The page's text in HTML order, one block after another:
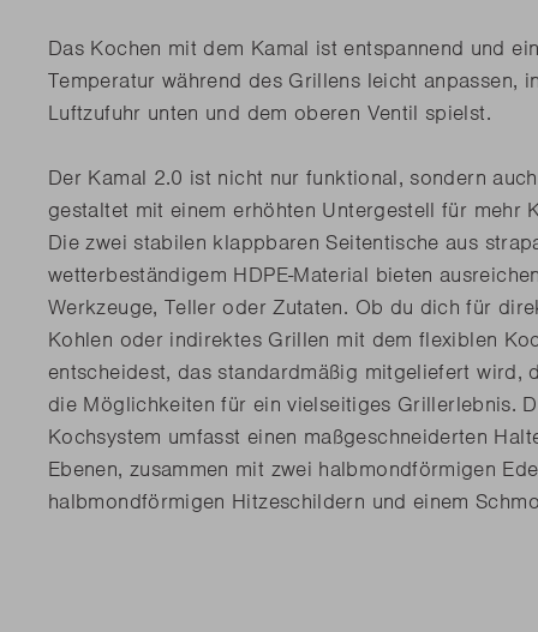
Das Kochen mit dem Kamal ist entspannend und
Temperatur während des Grillens leicht anpassen,
Luftzufuhr unten und dem oberen Ventil spielst.
Der Kamal 2.0 ist nicht nur funktional, sondern
gestaltet mit einem erhöhten Untergestell für mehr
Die zwei stabilen klappbaren Seitentische aus
wetterbeständigem HDPE-Material bieten
Werkzeuge, Teller oder Zutaten. Ob du dich für
Kohlen oder indirektes Grillen mit dem flexiblen
entscheidest, das standardmäßig mitgeliefert wird,
die Möglichkeiten für ein vielseitiges Grillerlebnis.
Kochsystem umfasst einen maßgeschneiderten
Ebenen, zusammen mit zwei halbmondförmigen
halbmondförmigen Hitzeschildern und einem